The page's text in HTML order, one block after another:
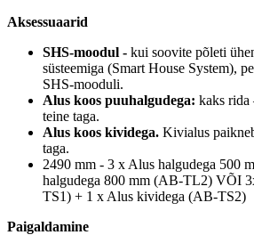
Aksessuaarid
SHS-moodul - kui soovite põleti
süsteemiga (Smart House System),
SHS-mooduli.
Alus koos puuhalgudega: kaks rida
teine taga.
Alus koos kividega. Kivialus
taga.
2490 mm - 3 x Alus halgudega 500
halgudega 800 mm (AB-TL2) VÕI
TS1) + 1 x Alus kividega (AB-TS2)
Paigaldamine